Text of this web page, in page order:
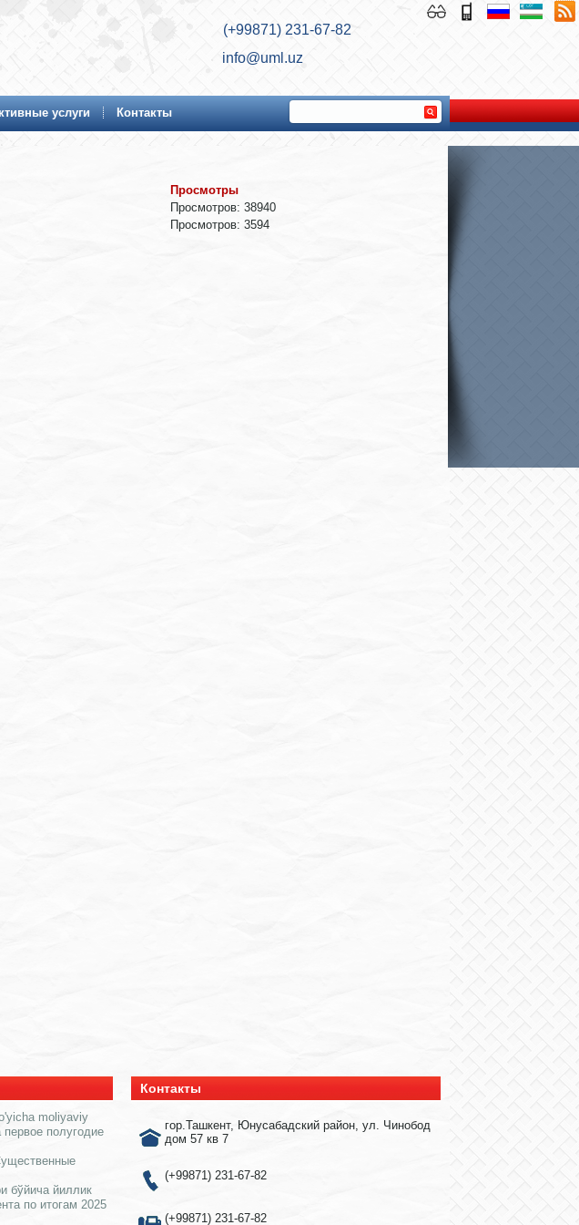
(+99871) 231-67-82
info@uml.uz
услуги Контакты
Просмотры
Просмотров: 38940
Просмотров: 3594
moliyaviy
полугодие
бўйича йиллик
по итогам 2025
Контакты
гор.Ташкент, Юнусабадский район, ул. Чинобод
дом 57 кв 7
(+99871) 231-67-82
(+99871) 231-67-82